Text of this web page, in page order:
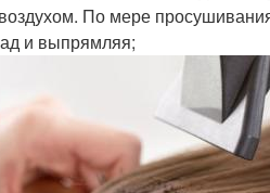
По мере
и выпрямляя;